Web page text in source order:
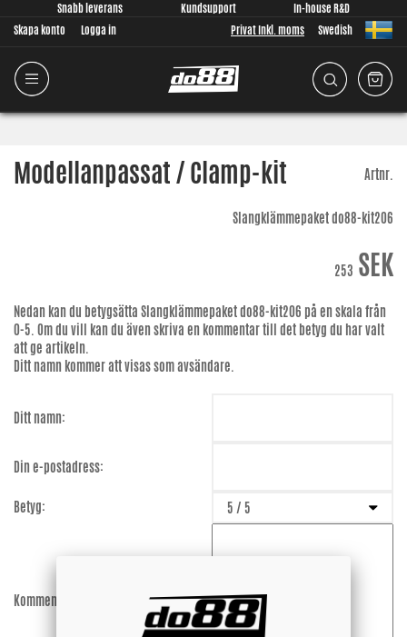
Snabb leverans Kundsupport
In-house R&D
Skapa konto
Logga in Privat Inkl. moms Swedish
Modellanpassat / Clamp-kit Artnr.
Slangklämmepaket do88-kit206
253 SEK
Nedan kan du betygsätta Slangklämmepaket do88-kit206 på en skala från
0-5. Om du vill kan du även skriva en kommentar till det betyg du har valt
att ge artikeln.
Ditt namn kommer att visas som avsändare.
Ditt namn:
Din e-postadress:
Betyg:
Kommentar: